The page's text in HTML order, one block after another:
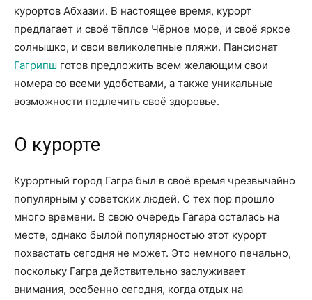
курортов Абхазии. В настоящее время, курорт
предлагает и своё тёплое Чёрное море, и своё яркое
солнышко, и свои великолепные пляжи. Пансионат
Гагрипш готов предложить всем желающим свои
номера со всеми удобствами, а также уникальные
возможности подлечить своё здоровье.
О курорте
Курортный город Гагра был в своё время чрезвычайно
популярным у советских людей. С тех пор прошло
много времени. В свою очередь Гагара осталась на
месте, однако былой популярностью этот курорт
похвастать сегодня не может. Это немного печально,
поскольку Гагра действительно заслуживает
внимания, особенно сегодня, когда отдых на